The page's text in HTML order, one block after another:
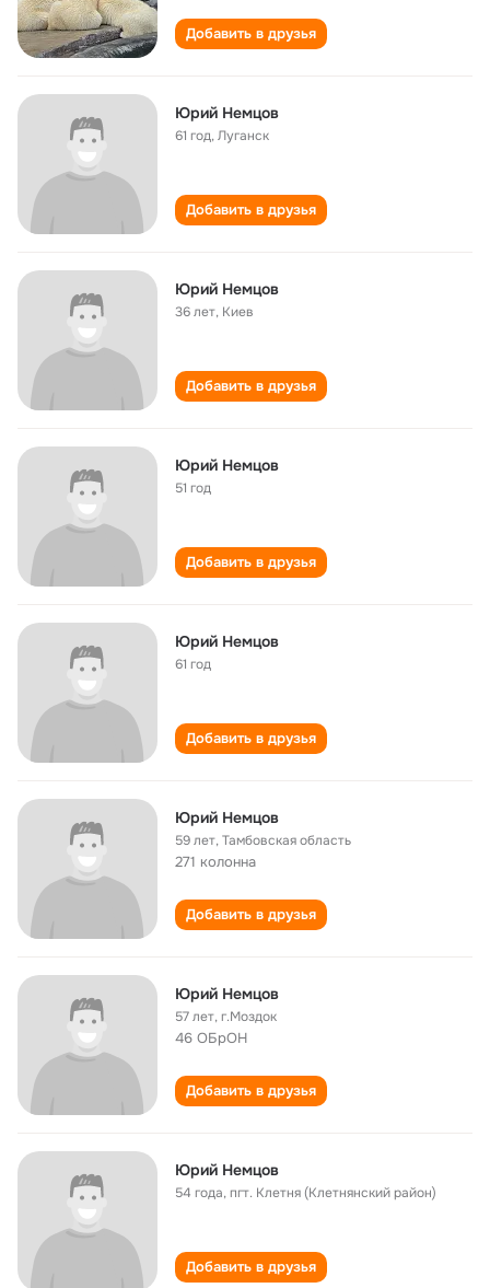
Добавить в друзья
Юрий Немцов
61 год,Луганск
Добавить в друзья
Юрий Немцов
36 лет, Киев
Добавить в друзья
Юрий Немцов
51 год
Добавить в друзья
Юрий Немцов
61 год
Добавить в друзья
Юрий Немцов
59 лет,Тамбовская область
271 колонна
Добавить в друзья
Юрий Немцов
57 лет,г.Моздок
46 ОБрОН
Добавить в друзья
Юрий Немцов
54 года,пгт. Клетня (Клетнянский район)
Добавить в друзья